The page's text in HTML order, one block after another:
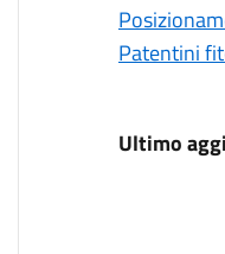
Patentini
Ultimo